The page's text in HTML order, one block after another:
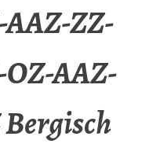
ZZ-
AAZ-